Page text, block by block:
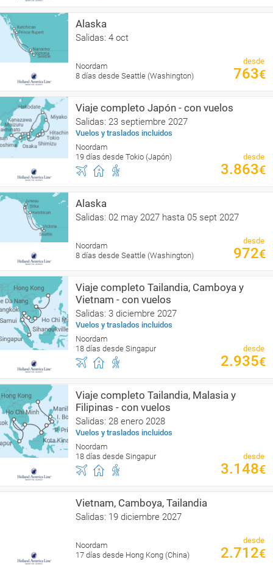
Alaska
Salidas: 4 oct
Noordam
8 días desde Seattle (Washington)
desde
763€
Viaje completo Japón - con vuelos
Salidas: 23 septiembre 2027
Vuelos y traslados incluidos
Noordam
19 días desde Tokio (Japón)
desde
3.863€
Alaska
Salidas: 02 may 2027 hasta 05 sept 2027
Noordam
8 días desde Seattle (Washington)
desde
972€
Viaje completo Tailandia, Camboya y
Vietnam - con vuelos
Salidas: 3 diciembre 2027
Vuelos y traslados incluidos
Noordam
18 días desde Singapur
desde
2.935€
Viaje completo Tailandia, Malasia y
Filipinas - con vuelos
Salidas: 28 enero 2028
Vuelos y traslados incluidos
Noordam
18 días desde Singapur
desde
3.148€
Vietnam, Camboya, Tailandia
Salidas: 19 diciembre 2027
Noordam
17 días desde Hong Kong (China)
desde
2.712€